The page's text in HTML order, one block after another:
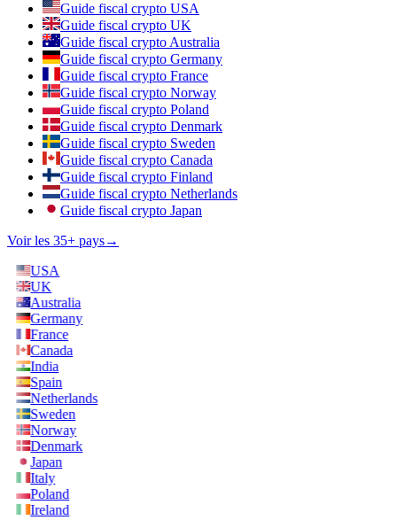
Guide fiscal crypto USA
Guide fiscal crypto UK
Guide fiscal crypto Australia
Guide fiscal crypto Germany
Guide fiscal crypto France
Guide fiscal crypto Norway
Guide fiscal crypto Poland
Guide fiscal crypto Denmark
Guide fiscal crypto Sweden
Guide fiscal crypto Canada
Guide fiscal crypto Finland
Guide fiscal crypto Netherlands
Guide fiscal crypto Japan
Voir les 35+ pays→
USA
UK
Australia
Germany
France
Canada
India
Spain
Netherlands
Sweden
Norway
Denmark
Japan
Italy
Poland
Ireland